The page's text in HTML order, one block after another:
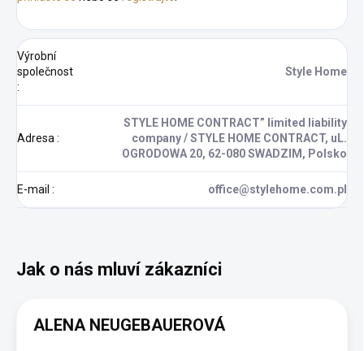
Výrobní
společnost
:
Style Home
Adresa :
STYLE HOME CONTRACT” limited liability
company / STYLE HOME CONTRACT, uL.
OGRODOWA 20, 62-080 SWADZIM, Polsko
E-mail : office@stylehome.com.pl
ALENA NEUGEBAUEROVÁ